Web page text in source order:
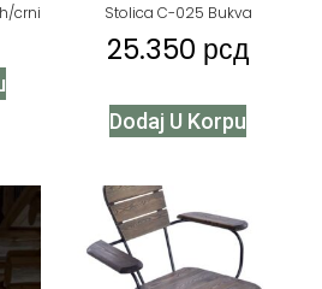
crni
Stolica C-025 Bukva
25.350 рсд
Dodaj U Korpu